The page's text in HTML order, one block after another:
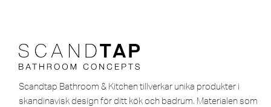
Scandtap Bathroom & Kitchen tillverkar unika produkter i
skandinavisk design för ditt kök och badrum. Materialen som